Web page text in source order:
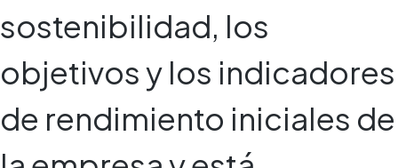
sostenibilidad, los
objetivos y los indicadores
de rendimiento iniciales de